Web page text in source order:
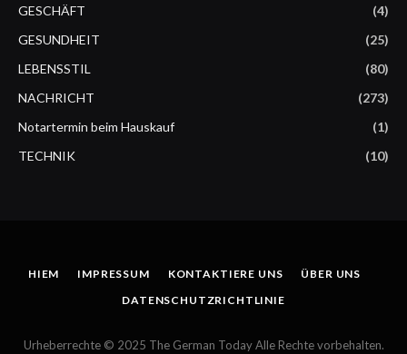
GESCHÄFT
(4)
GESUNDHEIT
(25)
LEBENSSTIL
(80)
NACHRICHT
(273)
Notartermin beim Hauskauf
(1)
TECHNIK
(10)
HIEM IMPRESSUM KONTAKTIERE UNS
ÜBER UNS
DATENSCHUTZRICHTLINIE
Urheberrechte © 2025 The German Today Alle Rechte vorbehalten.